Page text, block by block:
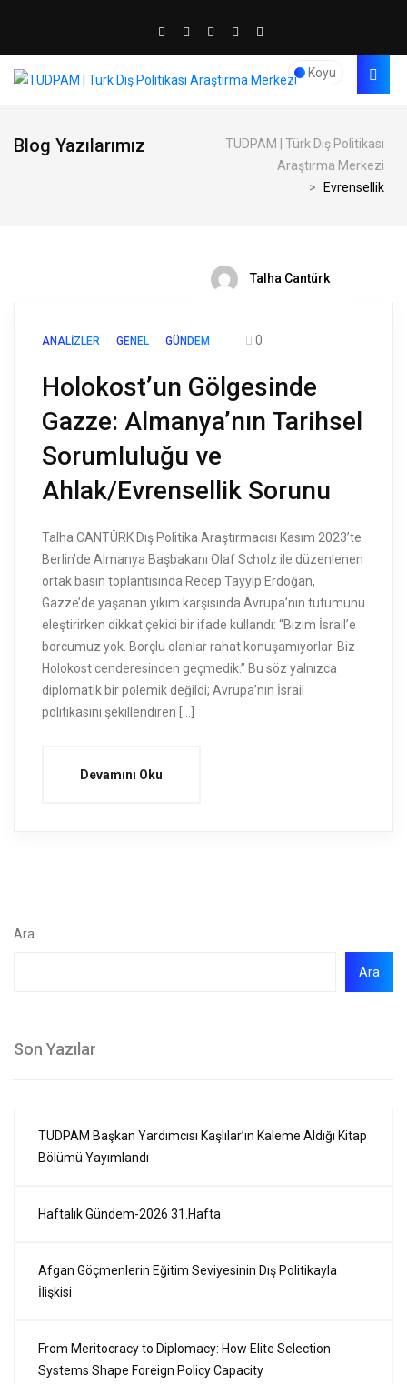
Koyu
Blog Yazılarımız
TUDPAM | Türk Dış Politikası
Araştırma Merkezi
>
Evrensellik
Talha Cantürk
ANALIZLER GENEL GÜNDEM 0
Holokost’un Gölgesinde
Gazze: Almanya’nın Tarihsel
Sorumluluğu ve
Ahlak/Evrensellik Sorunu
Talha CANTÜRK Dış Politika Araştırmacısı Kasım 2023’te
Berlin’de Almanya Başbakanı Olaf Scholz ile düzenlenen
ortak basın toplantısında Recep Tayyip Erdoğan,
Gazze’de yaşanan yıkım karşısında Avrupa’nın tutumunu
eleştirirken dikkat çekici bir ifade kullandı: “Bizim İsrail’e
borcumuz yok. Borçlu olanlar rahat konuşamıyorlar. Biz
Holokost cenderesinden geçmedik.” Bu söz yalnızca
diplomatik bir polemik değildi; Avrupa’nın İsrail
politikasını şekillendiren […]
Devamını Oku
Ara
Ara
Son Yazılar
TUDPAM Başkan Yardımcısı Kaşlılar’ın Kaleme Aldığı Kitap
Bölümü Yayımlandı
Haftalık Gündem-2026 31.Hafta
Afgan Göçmenlerin Eğitim Seviyesinin Dış Politikayla
İlişkisi
From Meritocracy to Diplomacy: How Elite Selection
Systems Shape Foreign Policy Capacity